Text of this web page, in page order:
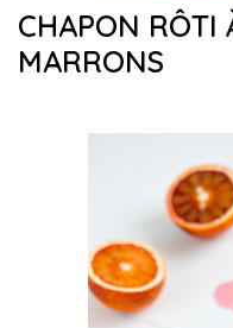
CHAPON RÔTI
MARRONS